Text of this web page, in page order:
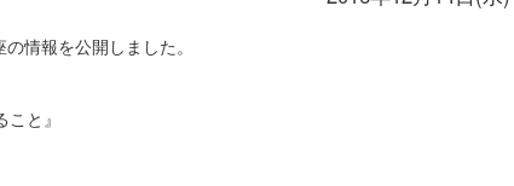
情報を公開しました。
と』